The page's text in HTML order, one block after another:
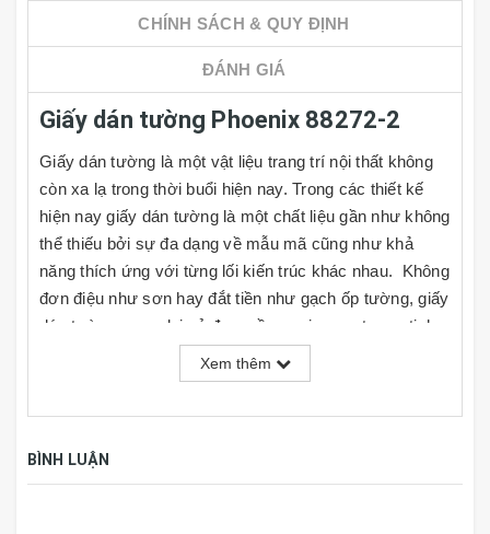
CHÍNH SÁCH & QUY ĐỊNH
ĐÁNH GIÁ
Giấy dán tường Phoenix 88272-2
Giấy dán tường là một vật liệu trang trí nội thất không
còn xa lạ trong thời buổi hiện nay. Trong các thiết kế
hiện nay giấy dán tường là một chất liệu gần như không
thể thiếu bởi sự đa dạng về mẫu mã cũng như khả
năng thích ứng với từng lối kiến trúc khác nhau. Không
đơn điệu như sơn hay đắt tiền như gạch ốp tường, giấy
dán tường mang lại vẻ đẹp mềm mại, sang trọng, tinh
chọn, đồng thời giá cả cũng rất phải chăng. Cùng với
nhau trong căn phòng.
Xem thêm
BÌNH LUẬN